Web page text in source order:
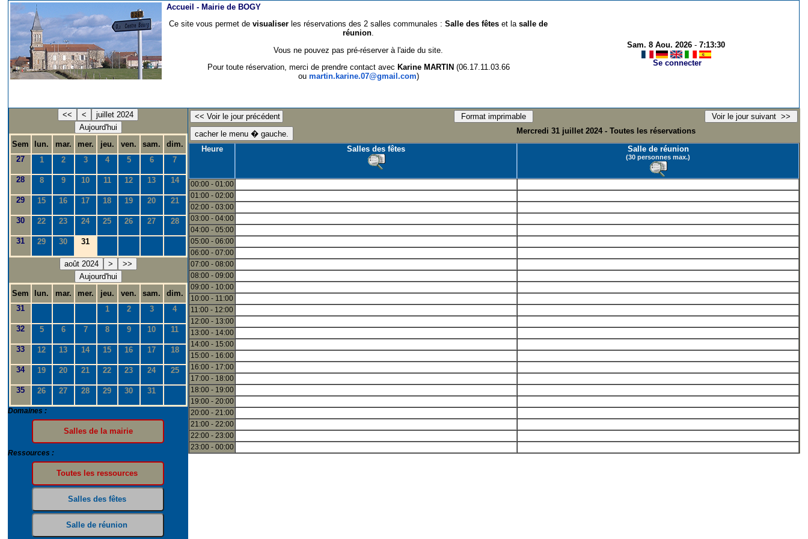
Accueil - Mairie de BOGY
Ce site vous permet devisualiser les réservations des 2 salles communales :Salle des fêtes et lasalle de
réunion.
Vous ne pouvez pas pré-réserver à l'aide du site.
Pour toute réservation, merci de prendre contact avec Karine MARTIN (06.17.11.03.66
ou martin.karine.07@gmail.com)
Sam. 8 Aou. 2026 -7:13:30
Se connecter
<< <
juillet 2024
Aujourd'hui
Sem
lun. mar. mer. jeu. ven. sam.
dim.
27
1 2 3 4 5 6 7
28 8 9 10 11 12 13 14
29 15 16 17 18 19 20 21
30 22 23 24 25 26 27 28
31 29 30 31
août 2024 >
>>
Aujourd'hui
Sem
lun. mar. mer. jeu. ven. sam.
dim.
31
1 2 3 4
32 5 6 7 8 9 10 11
33 12 13 14 15 16 17 18
34 19 20 21 22 23 24 25
35 26 27 28 29 30 31
Domaines :
Ressources :
Mercredi 31 juillet 2024 - Toutes les réservations
Heure
Salles des fêtes Salle de réunion
(30 personnes max.)
00:00 - 01:00
01:00 - 02:00
02:00 - 03:00
03:00 - 04:00
04:00 - 05:00
05:00 - 06:00
06:00 - 07:00
07:00 - 08:00
08:00 - 09:00
09:00 - 10:00
10:00 - 11:00
11:00 - 12:00
12:00 - 13:00
13:00 - 14:00
14:00 - 15:00
15:00 - 16:00
16:00 - 17:00
17:00 - 18:00
18:00 - 19:00
19:00 - 20:00
20:00 - 21:00
21:00 - 22:00
22:00 - 23:00
23:00 - 00:00